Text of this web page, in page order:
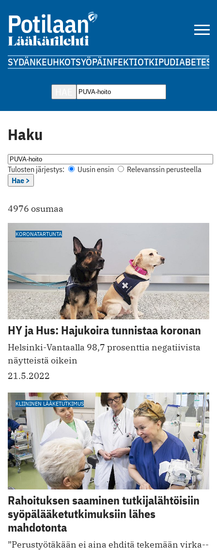
SYDÄNKEUHKOTSYÖPÄINFEKTIOTKIPUDIABETES
Haku
Tulosten järjestys: Uusin ensin
Relevanssin perusteella
Hae >
4976 osumaa
KORONATARTUNTA
HY ja Hus: Hajukoira tunnistaa koronan
Helsinki-Vantaalla 98,7 prosenttia negatiivista
näytteistä oikein
21.5.2022
KLIININEN LÄÄKETUTKIMUS
Rahoituksen saaminen tutkijalähtöisiin
syöpälääke­tutkimuksiin lähes
mahdotonta
”Perustyötäkään ei aina ehditä tekemään virka-­